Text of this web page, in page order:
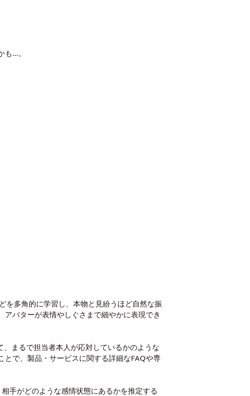
も…。
を多角的に学習し、本物と見紛うほど自然な振
バターが表情やしぐさまで細やかに表現でき
まるで担当者本人が応対しているかのような
で、製品・サービスに関する詳細なFAQや専
手がどのような感情状態にあるかを推定する